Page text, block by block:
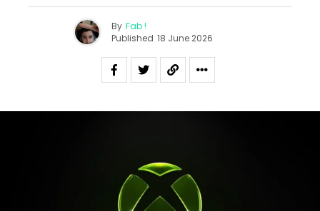
By Fab !
Published 18 June 2026